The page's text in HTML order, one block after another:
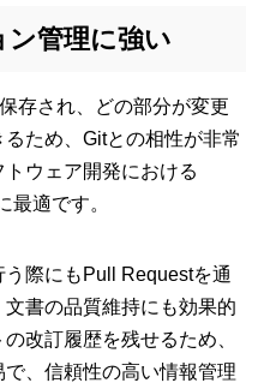
管理に強い
存され、どの部分が変更
ため、Gitとの相性が非常
ウェア開発における
最適です。
際にもPull Requestを通
書の品質維持にも効果的
改訂履歴を残せるため、
、信頼性の高い情報管理